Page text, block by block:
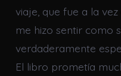
viaje, que fue a la
me hizo sentir como
verdaderamente
El libro prometía